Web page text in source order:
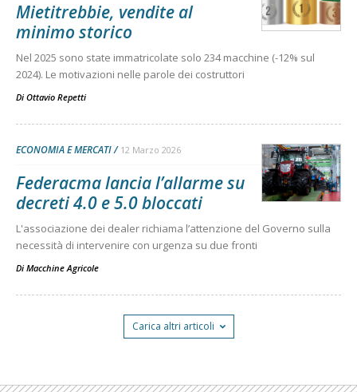
Mietitrebbie, vendite al
minimo storico
Nel 2025 sono state immatricolate solo 234 macchine (-12% sul
2024). Le motivazioni nelle parole dei costruttori
Di Ottavio Repetti
ECONOMIA E MERCATI 12 Marzo 2026
Federacma lancia l’allarme su
decreti 4.0 e 5.0 bloccati
L'associazione dei dealer richiama l’attenzione del Governo sulla
necessità di intervenire con urgenza su due fronti
Di Macchine Agricole
Carica altri articoli